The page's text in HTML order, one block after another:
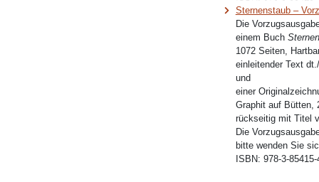
Sternenstaub –
Die
einem Buch
1072 Seiten,
einleitender Text
und
einer
Graphit auf Bütten,
rückseitig mit Titel
Die
bitte wenden Sie
ISBN: 978-3-85415-